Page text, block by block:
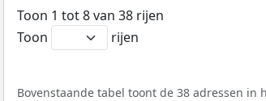
Toon 1 tot 8 van 38 rijen
Toon
rijen
Bovenstaande tabel toont de 38 adressen in